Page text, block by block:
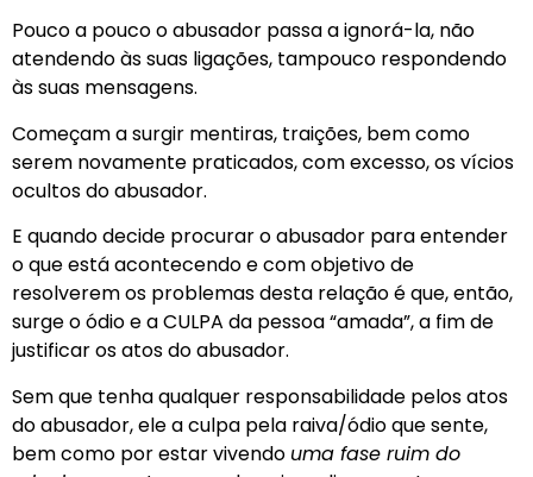
Pouco a pouco o abusador passa a ignorá-la, não
atendendo às suas ligações, tampouco respondendo
às suas mensagens.
Começam a surgir mentiras, traições, bem como
serem novamente praticados, com excesso, os vícios
ocultos do abusador.
E quando decide procurar o abusador para entender
o que está acontecendo e com objetivo de
resolverem os problemas desta relação é que, então,
surge o ódio e a CULPA da pessoa “amada”, a fim de
justificar os atos do abusador.
Sem que tenha qualquer responsabilidade pelos atos
do abusador, ele a culpa pela raiva/ódio que sente,
bem como por estar vivendo uma fase ruim do